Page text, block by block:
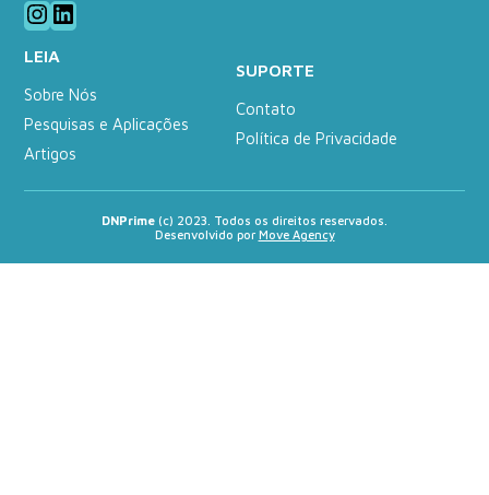
Instagram
LinkedIn
LEIA
Sobre Nós
Pesquisas e Aplicações
Artigos
SUPORTE
Contato
Política de Privacidade
DNPrime (c) 2023. Todos os direitos reservados.
Desenvolvido por Move Agency